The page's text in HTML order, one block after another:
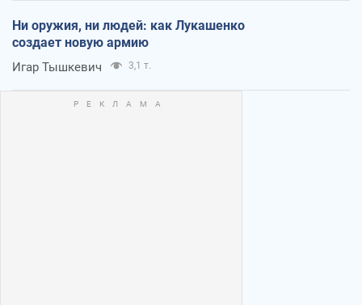
Ни оружия, ни людей: как Лукашенко
создает новую армию
Игар Тышкевич 3,1 т.